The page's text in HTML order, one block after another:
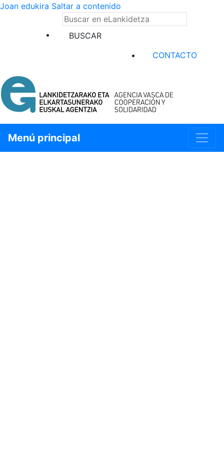
Joan edukira Saltar a contenido
SELECCIÓN DE IDIOMA
CONTACTO
Menú principal